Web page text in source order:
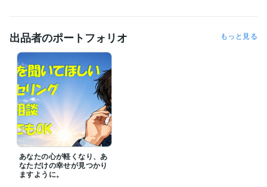
医療・介護 / 理学療法士 経験年数 : 20年
年
ライフスタイル・その他 / カウンセラー・コーチ
資格・検定
作業療法士 取得年 : 2005年
メンタル心理カウンセラー
得意分野
悩み相談・カウンセリング
悩み相談・カウンセリング
ス
出品者のポートフォリオ もっと見る
あなたの心が軽くなり、あ
なただけの幸せが見つかり
ますように。